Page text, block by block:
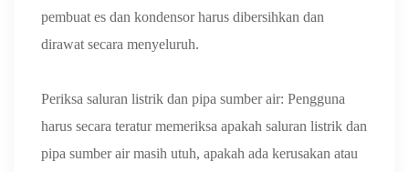
pembuat es dan kondensor harus dibersihkan dan
dirawat secara menyeluruh.
Periksa saluran listrik dan pipa sumber air: Pengguna
harus secara teratur memeriksa apakah saluran listrik dan
pipa sumber air masih utuh, apakah ada kerusakan atau